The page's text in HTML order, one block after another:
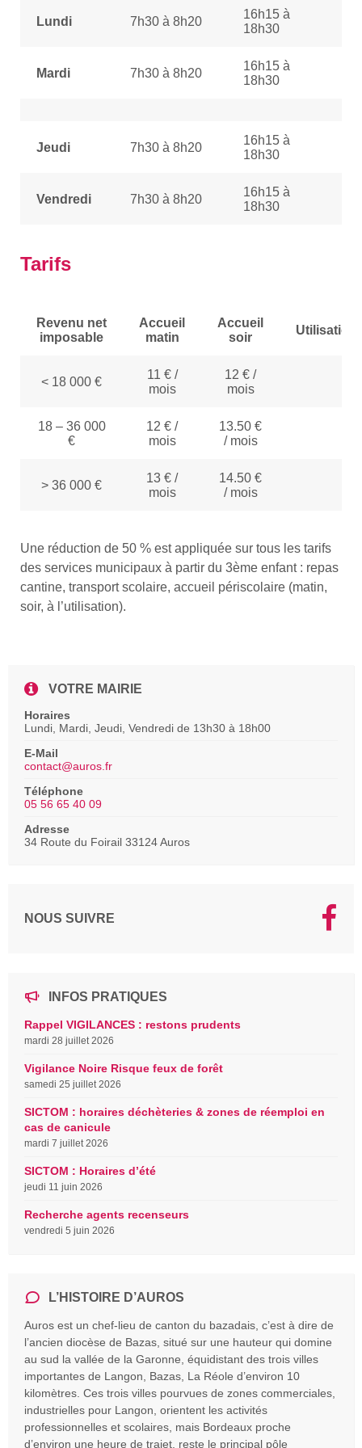
Lundi 7h30 à 8h20
16h15 à
18h30
Mardi 7h30 à 8h20
16h15 à
18h30
Jeudi 7h30 à 8h20
16h15 à
18h30
Vendredi 7h30 à 8h20
16h15 à
18h30
Tarifs
Revenu net
imposable
Accueil
matin
Accueil
soir
Utilisation
< 18 000 €
11 € /
mois
12 € /
mois
18 – 36 000
€
12 € /
mois
13.50 €
/ mois
> 36 000 €
13 € /
mois
14.50 €
/ mois
Une réduction de 50 % est appliquée sur tous les tarifs
des services municipaux à partir du 3ème enfant : repas
cantine, transport scolaire, accueil périscolaire (matin,
soir, à l’utilisation).
VOTRE MAIRIE
Horaires
Lundi, Mardi, Jeudi, Vendredi de 13h30 à 18h00
E-Mail
contact@auros.fr
Téléphone
05 56 65 40 09
Adresse
34 Route du Foirail 33124 Auros
NOUS SUIVRE
INFOS PRATIQUES
Rappel VIGILANCES : restons prudents
mardi 28 juillet 2026
Vigilance Noire Risque feux de forêt
samedi 25 juillet 2026
SICTOM : horaires déchèteries & zones de réemploi en
cas de canicule
mardi 7 juillet 2026
SICTOM : Horaires d’été
jeudi 11 juin 2026
Recherche agents recenseurs
vendredi 5 juin 2026
L’HISTOIRE D’AUROS
Auros est un chef-lieu de canton du bazadais, c’est à dire de
l’ancien diocèse de Bazas, situé sur une hauteur qui domine
au sud la vallée de la Garonne, équidistant des trois villes
importantes de Langon, Bazas, La Réole d’environ 10
kilomètres. Ces trois villes pourvues de zones commerciales,
industrielles pour Langon, orientent les activités
professionnelles et scolaires, mais Bordeaux proche
d’environ une heure de trajet, reste le principal pôle